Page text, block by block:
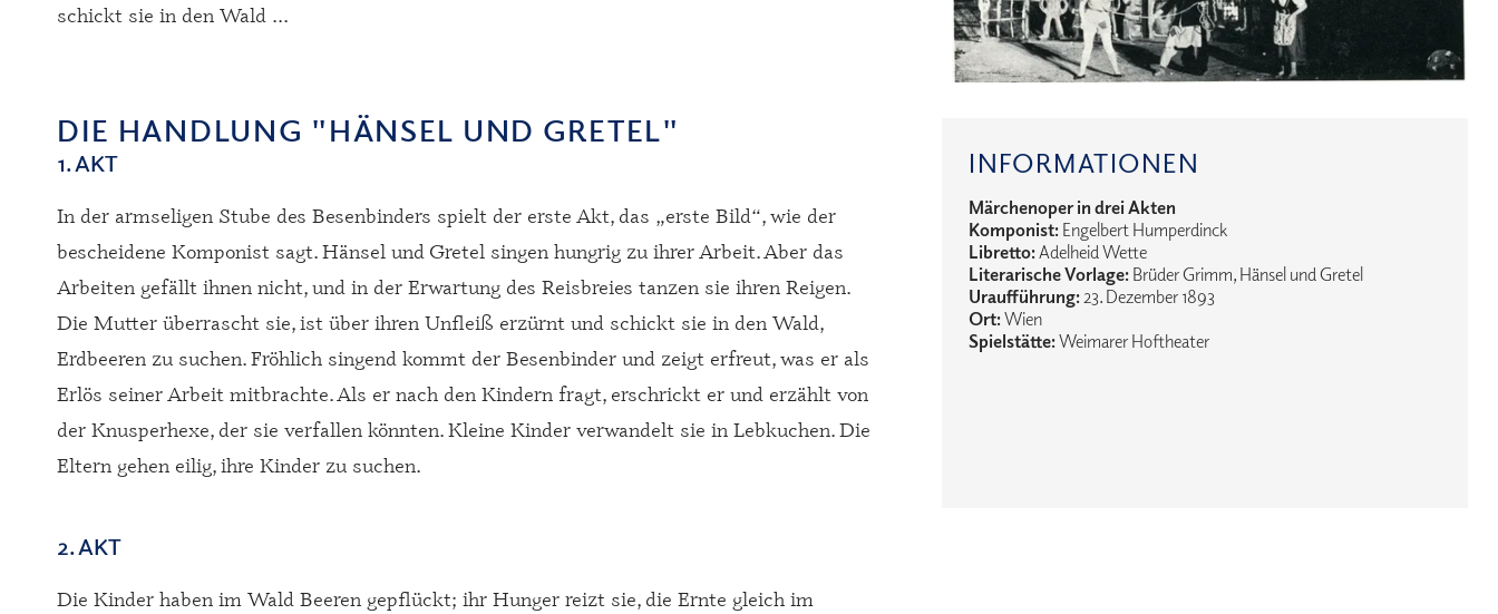
schickt sie in den Wald ...
DIE HANDLUNG "HÄNSEL UND GRETEL"
1. AKT
In der armseligen Stube des Besenbinders spielt der erste Akt, das „erste Bild“, wie der
bescheidene Komponist sagt. Hänsel und Gretel singen hungrig zu ihrer Arbeit. Aber das
Arbeiten gefällt ihnen nicht, und in der Erwartung des Reisbreies tanzen sie ihren Reigen.
Die Mutter überrascht sie, ist über ihren Unfleiß erzürnt und schickt sie in den Wald,
Erdbeeren zu suchen. Fröhlich singend kommt der Besenbinder und zeigt erfreut, was er als
Erlös seiner Arbeit mitbrachte. Als er nach den Kindern fragt, erschrickt er und erzählt von
der Knusperhexe, der sie verfallen könnten. Kleine Kinder verwandelt sie in Lebkuchen. Die
Eltern gehen eilig, ihre Kinder zu suchen.
2. AKT
Die Kinder haben im Wald Beeren gepflückt; ihr Hunger reizt sie, die Ernte gleich im
INFORMATIONEN
Märchenoper in drei Akten
Komponist: Engelbert Humperdinck
Libretto:Adelheid Wette
Literarische Vorlage: Brüder Grimm, Hänsel und Gretel
Uraufführung:23. Dezember 1893
Ort:Wien
Spielstätte:Weimarer Hoftheater